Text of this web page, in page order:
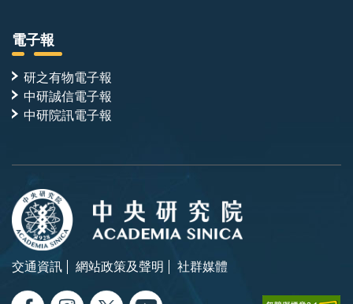
電子報
研之有物電子報
中研誠信電子報
中研院訊電子報
交通資訊 網站政策及聲明 社群媒體